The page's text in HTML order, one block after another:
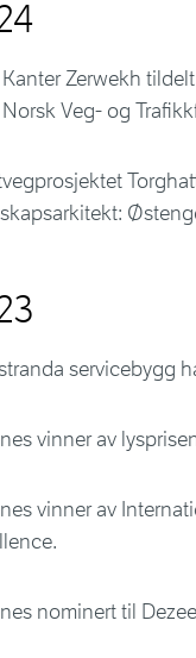
Kanter Zerwekh
Veg- og
servicebygg
vinner av
vinner av
nominert til